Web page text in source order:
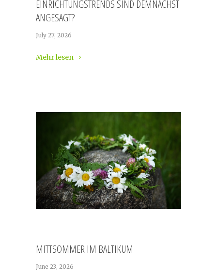
EINRICHTUNGSTRENDS SIND DEMNÄCHST
ANGESAGT?
July 27, 2026
Mehr lesen
MITTSOMMER IM BALTIKUM
June 23, 2026